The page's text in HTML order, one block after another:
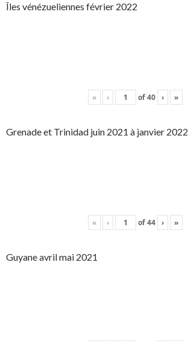
Îles vénézueliennes février 2022
« ‹ of40 › »
Grenade et Trinidad juin 2021 à janvier 2022
« ‹ of44 › »
Guyane avril mai 2021